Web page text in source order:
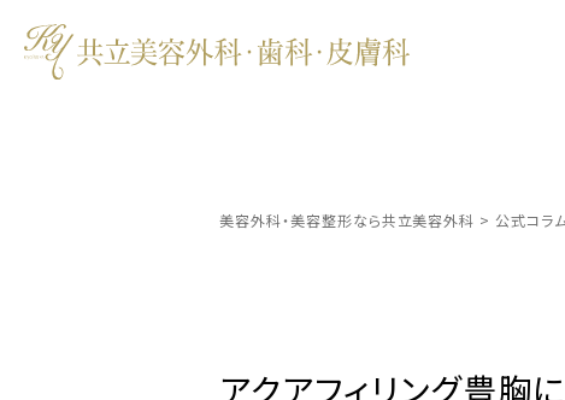
美容外科・美容整形なら共立美容外科 > 公式コラ
アクアフィリング豊胸